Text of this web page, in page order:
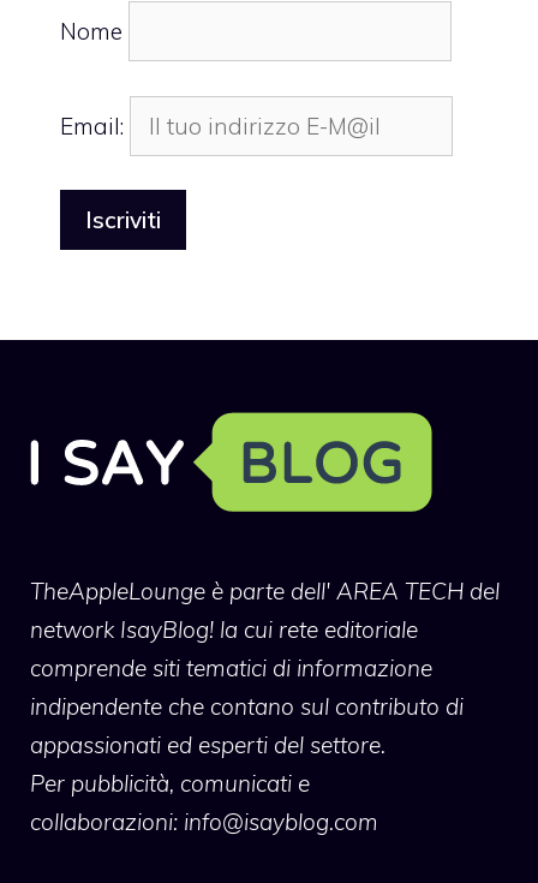
Nome
Email:
TheAppleLounge è parte dell' AREA TECH del
network IsayBlog! la cui rete editoriale
comprende siti tematici di informazione
indipendente che contano sul contributo di
appassionati ed esperti del settore.
Per pubblicità, comunicati e
collaborazioni: info@isayblog.com